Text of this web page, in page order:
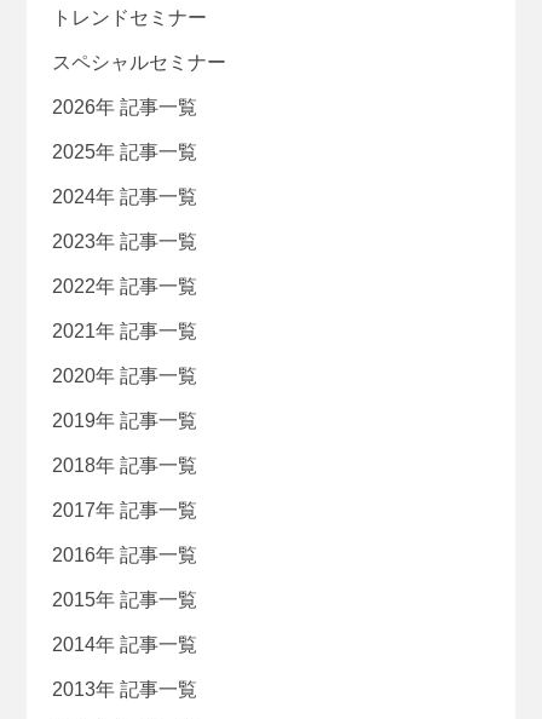
トレンドセミナー
スペシャルセミナー
2026年 記事一覧
2025年 記事一覧
2024年 記事一覧
2023年 記事一覧
2022年 記事一覧
2021年 記事一覧
2020年 記事一覧
2019年 記事一覧
2018年 記事一覧
2017年 記事一覧
2016年 記事一覧
2015年 記事一覧
2014年 記事一覧
2013年 記事一覧